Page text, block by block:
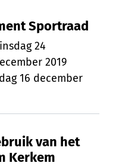
Sportraad
24
2019
16 december
van het
Kerkem